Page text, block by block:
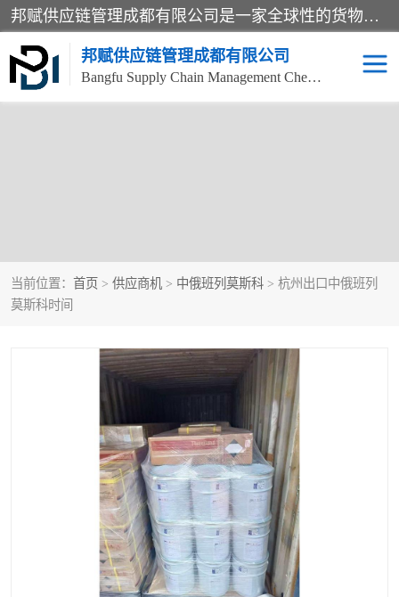
邦赋供应链管理成都有限公司是一家全球性的货物运输代理公司，主要从事：波兰中欧班列、德国中欧班列、出口莫斯科班列、中欧班列进口、蓉欧铁路、成都出口空运等业务，同时亦提供报关、报检、仓储、码头操作等服务。
邦赋供应链管理成都有限公司
Bangfu Supply Chain Management Chengdu Co.,LTD
当前位置： 首页 > 供应商机 > 中俄班列莫斯科 > 杭州出口中俄班列
莫斯科时间